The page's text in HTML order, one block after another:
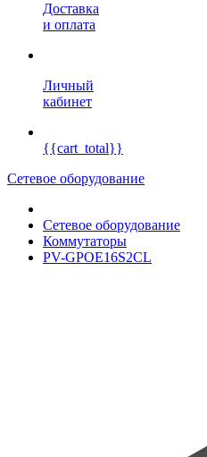
Доставка
и оплата
Личный
кабинет
{{cart_total}}
Сетевое оборудование
Сетевое оборудование
Коммутаторы
PV-GPOE16S2CL